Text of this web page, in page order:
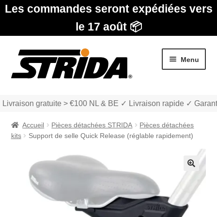
Les commandes seront expédiées vers
le 17 août 📦
Aller
la
Aller
contenu
Menu
Les Modèles
boutique
Ouvrir
le
gratuite > €100 NL & BE ✓ Livraison rapide ✓
Accueil Pièces détachées STRIDA
Pièces détachées
kits
Support de selle Quick Release (réglable rapidement)
🔍